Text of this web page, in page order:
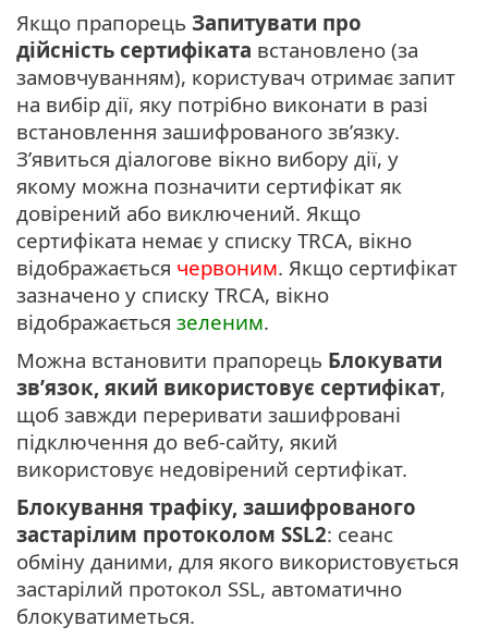
Якщо прапорець Запитувати про
дійсність сертифіката встановлено (за
замовчуванням), користувач отримає запит
на вибір дії, яку потрібно виконати в разі
встановлення зашифрованого зв’язку.
З’явиться діалогове вікно вибору дії, у
якому можна позначити сертифікат як
довірений або виключений. Якщо
сертифіката немає у списку TRCA, вікно
відображається червоним. Якщо сертифікат
зазначено у списку TRCA, вікно
відображається зеленим.
Можна встановити прапорець Блокувати
зв’язок, який використовує сертифікат,
щоб завжди переривати зашифровані
підключення до веб-сайту, який
використовує недовірений сертифікат.
Блокування трафіку, зашифрованого
застарілим протоколом SSL2: сеанс
обміну даними, для якого використовується
застарілий протокол SSL, автоматично
блокуватиметься.